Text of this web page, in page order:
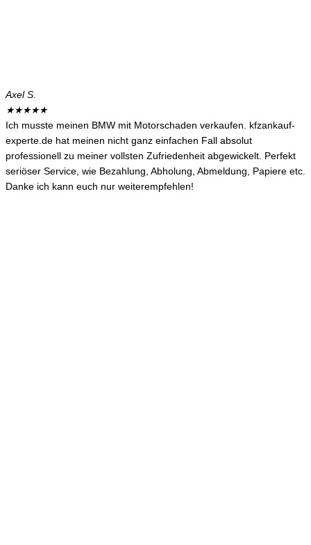
Axel S.
★★★★★
Ich musste meinen BMW mit Motorschaden verkaufen. kfzankauf-
experte.de hat meinen nicht ganz einfachen Fall absolut
professionell zu meiner vollsten Zufriedenheit abgewickelt. Perfekt
seriöser Service, wie Bezahlung, Abholung, Abmeldung, Papiere etc.
Danke ich kann euch nur weiterempfehlen!